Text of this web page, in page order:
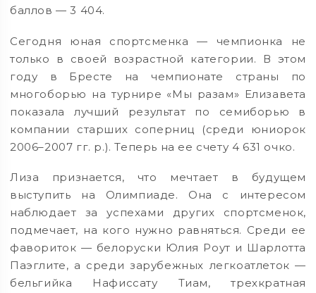
баллов — 3 404.
Сегодня юная спортсменка — чемпионка не
только в своей возрастной категории. В этом
году в Бресте на чемпионате страны по
многоборью на турнире «Мы разам» Елизавета
показала лучший результат по семиборью в
компании старших соперниц (среди юниорок
2006–2007 гг. р.). Теперь на ее счету 4 631 очко.
Лиза признается, что мечтает в будущем
выступить на Олимпиаде. Она с интересом
наблюдает за успехами других спортсменок,
подмечает, на кого нужно равняться. Среди ее
фавориток — белоруски Юлия Роут и Шарлотта
Паэглите, а среди зарубежных легкоатлеток —
бельгийка Нафиссату Тиам, трехкратная